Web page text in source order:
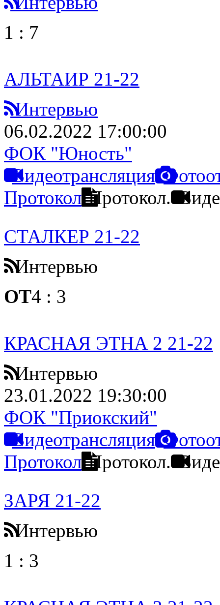
1 : 7
АЛЬТАИР 21-22
Интервью
06.02.2022 17:00:00
ФОК "Юность"
Видеотрансляция
Протокол Протокол.
СТАЛКЕР 21-22
Интервью
ОТ4 : 3
КРАСНАЯ ЭТНА 2 21-22
Интервью
23.01.2022 19:30:00
ФОК "Приокский"
Видеотрансляция
Протокол Протокол.
ЗАРЯ 21-22
Интервью
1 : 3